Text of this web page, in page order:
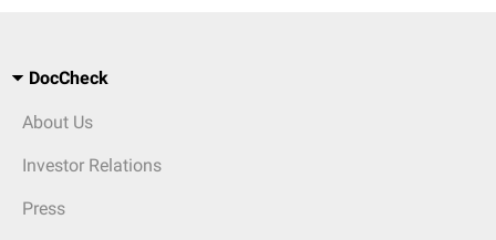
DocCheck
About Us
Investor Relations
Press